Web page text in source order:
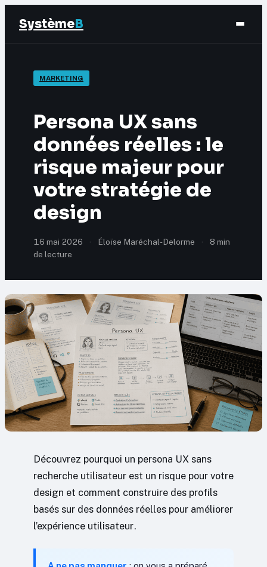
SystèmeB
Finance
Éducation & Emploi
Marketing
MARKETING
Persona UX sans
données réelles : le
risque majeur pour
votre stratégie de
design
16 mai 2026 · Éloïse Maréchal-Delorme ·
8 min
de lecture
Découvrez pourquoi un persona UX sans
recherche utilisateur est un risque pour votre
design et comment construire des profils
basés sur des données réelles pour améliorer
l’expérience utilisateur.